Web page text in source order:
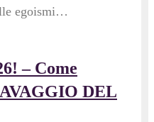
egoismi…
– Come
DEL